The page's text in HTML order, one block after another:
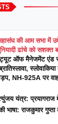
महासंघ की आम सभा में
ढांचे को सशक्त
ऑफ मैनेजमेंट एंड
पर एक दिवसीय
झड़प, NH-925A पर
यंत्र:
भाषा: राजकुमार